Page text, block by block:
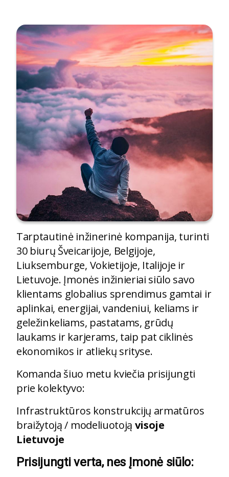
Tarptautinė inžinerinė kompanija, turinti
30 biurų Šveicarijoje, Belgijoje,
Liuksemburge, Vokietijoje, Italijoje ir
Lietuvoje. Įmonės inžinieriai siūlo savo
klientams globalius sprendimus gamtai ir
aplinkai, energijai, vandeniui, keliams ir
geležinkeliams, pastatams, grūdų
laukams ir karjerams, taip pat ciklinės
ekonomikos ir atliekų srityse.
Komanda šiuo metu kviečia prisijungti
prie kolektyvo:
Infrastruktūros konstrukcijų armatūros
braižytoją / modeliuotoją visoje
Lietuvoje
Prisijungti verta, nes Įmonė siūlo: